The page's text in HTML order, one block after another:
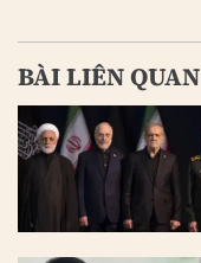
BÀI LIÊN QUAN